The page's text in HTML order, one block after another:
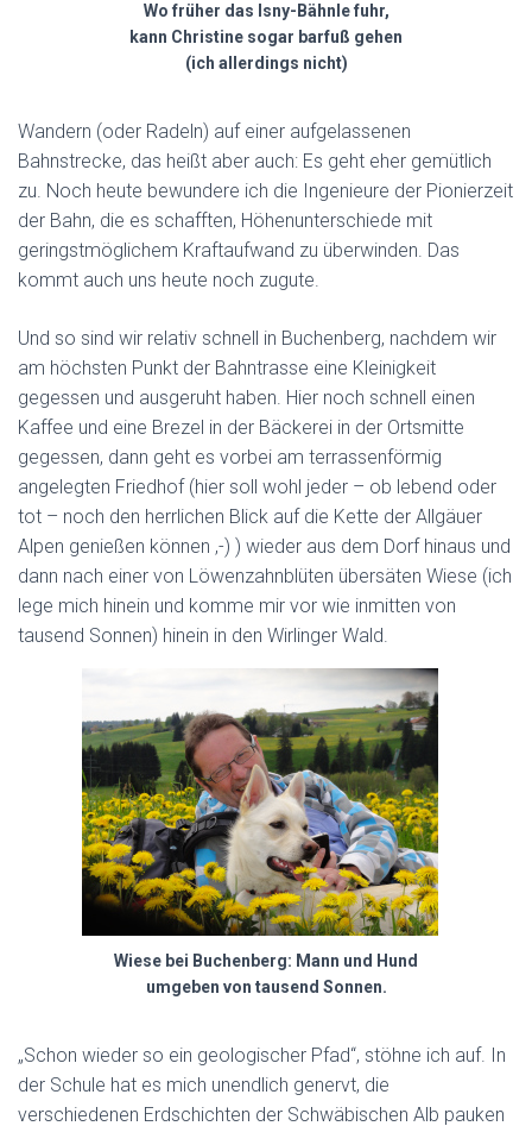
Wo früher das Isny-Bähnle fuhr,
kann Christine sogar barfuß gehen
(ich allerdings nicht)
Wandern (oder Radeln) auf einer aufgelassenen
Bahnstrecke, das heißt aber auch: Es geht eher gemütlich
zu. Noch heute bewundere ich die Ingenieure der Pionierzeit
der Bahn, die es schafften, Höhenunterschiede mit
geringstmöglichem Kraftaufwand zu überwinden. Das
kommt auch uns heute noch zugute.
Und so sind wir relativ schnell in Buchenberg, nachdem wir
am höchsten Punkt der Bahntrasse eine Kleinigkeit
gegessen und ausgeruht haben. Hier noch schnell einen
Kaffee und eine Brezel in der Bäckerei in der Ortsmitte
gegessen, dann geht es vorbei am terrassenförmig
angelegten Friedhof (hier soll wohl jeder – ob lebend oder
tot – noch den herrlichen Blick auf die Kette der Allgäuer
Alpen genießen können ,-) ) wieder aus dem Dorf hinaus und
dann nach einer von Löwenzahnblüten übersäten Wiese (ich
lege mich hinein und komme mir vor wie inmitten von
tausend Sonnen) hinein in den Wirlinger Wald.
Wiese bei Buchenberg: Mann und Hund
umgeben von tausend Sonnen.
„Schon wieder so ein geologischer Pfad“, stöhne ich auf. In
der Schule hat es mich unendlich genervt, die
verschiedenen Erdschichten der Schwäbischen Alb pauken